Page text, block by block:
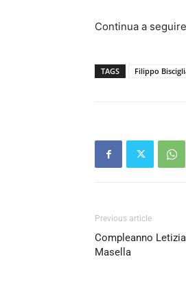
Continua a seguire
TAGS Filippo
Previous article
Compleanno
Masella